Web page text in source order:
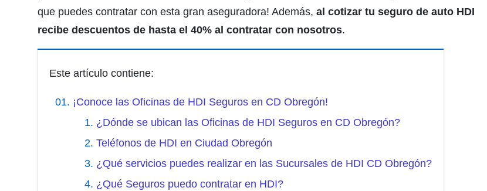
que puedes contratar con esta gran aseguradora! Además, al cotizar tu seguro de auto HDI
recibe descuentos de hasta el 40% al contratar con nosotros.
Este artículo contiene:
¡Conoce las Oficinas de HDI Seguros en CD Obregón!
¿Dónde se ubican las Oficinas de HDI Seguros en CD Obregón?
Teléfonos de HDI en Ciudad Obregón
¿Qué servicios puedes realizar en las Sucursales de HDI CD Obregón?
¿Qué Seguros puedo contratar en HDI?